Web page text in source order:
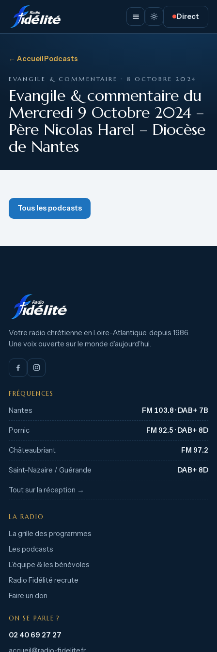
Direct
← Accueil·Podcasts
EVANGILE & COMMENTAIRE · 8 OCTOBRE 2024
Evangile & commentaire du
Mercredi 9 Octobre 2024 –
Père Nicolas Harel – Diocèse
de Nantes
Tous les podcasts
Votre radio chrétienne en Loire-Atlantique, depuis 1986.
Une voix ouverte sur le monde d’aujourd’hui.
FRÉQUENCES
Nantes FM 103.8 · DAB+ 7B
Pornic FM 92.5 · DAB+ 8D
Châteaubriant FM 97.2
Saint-Nazaire / Guérande DAB+ 8D
Tout sur la réception →
LA RADIO
La grille des programmes
Les podcasts
L’équipe & les bénévoles
Radio Fidélité recrute
Faire un don
ON SE PARLE ?
02 40 69 27 27